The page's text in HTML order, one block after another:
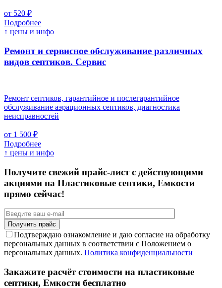
от 520 ₽
Подробнее
↑ цены и инфо
Ремонт и сервисное обслуживание различных
видов септиков. Сервис
Ремонт септиков, гарантийное и послегарантийное
обслуживание аэрационных септиков, диагностика
неисправностей
от 1 500 ₽
Подробнее
↑ цены и инфо
Получите свежий прайс-лист с действующими
акциями на Пластиковые септики, Емкости
прямо сейчас!
Подтверждаю ознакомление и даю согласие на обработку
персональных данных в соответствии с Положением о
персональных данных. Политика конфиденциальности
Закажите расчёт стоимости на пластиковые
септики, Емкости бесплатно